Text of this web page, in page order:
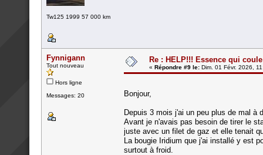
Tw125 1999 57 000 km
Fynnigann
Tout nouveau
Hors ligne
Messages: 20
Re : HELP!!! Essence qui
« Répondre #9 le: Dim. 01 Févr. 2026,
Bonjour,
Depuis 3 mois j'ai un peu plus de mal à
Avant je n'avais pas besoin de tirer le
juste avec un filet de gaz et elle tenait
La bougie Iridium que j'ai installé y est
surtout à froid.